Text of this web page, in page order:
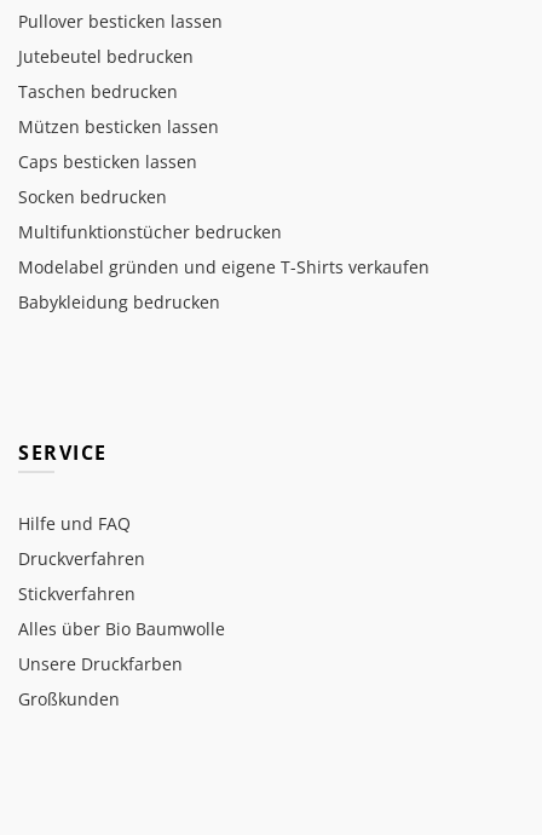
Pullover besticken lassen
Jutebeutel bedrucken
Taschen bedrucken
Mützen besticken lassen
Caps besticken lassen
Socken bedrucken
Multifunktionstücher bedrucken
Modelabel gründen und eigene T-Shirts verkaufen
Babykleidung bedrucken
SERVICE
Hilfe und FAQ
Druckverfahren
Stickverfahren
Alles über Bio Baumwolle
Unsere Druckfarben
Großkunden